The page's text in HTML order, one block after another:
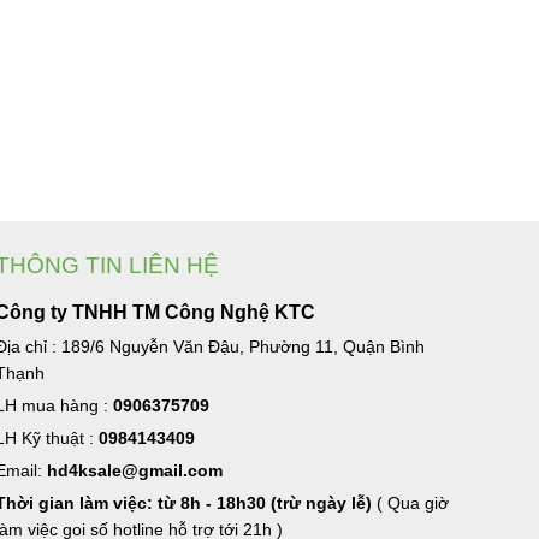
TIN LIÊN HỆ
ty TNHH TM Công Nghệ KTC
chỉ : 189/6 Nguyễn Văn Đậu, Phường 11, Quận Bình
mua hàng : 0906375709
Kỹ thuật : 0984143409
hd4ksale@gmail.com
gian làm việc: từ 8h - 18h30 (trừ ngày lễ) ( Qua giờ
việc goi số hotline hỗ trợ tới 21h )